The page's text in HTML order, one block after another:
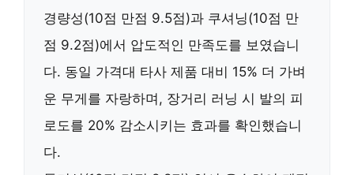
경량성(10점 만점 9.5점)과 쿠셔닝(10점 만
점 9.2점)에서 압도적인 만족도를 보였습니
다. 동일 가격대 타사 제품 대비 15% 더 가벼
운 무게를 자랑하며, 장거리 러닝 시 발의 피
로도를 20% 감소시키는 효과를 확인했습니
다.